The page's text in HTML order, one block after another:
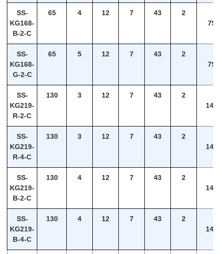
SS-
KG168-
B-2-C
65 4 12 7 43
2
75
SS-
KG168-
G-2-C
65 5 12 7 43
2
75
SS-
KG219-
R-2-C
130 3 12 7 43
2
140
SS-
KG219-
R-4-C
130 3 12 7 43
2
140
SS-
KG219-
B-2-C
130 4 12 7 43
2
140
SS-
KG219-
B-4-C
130 4 12 7 43
2
140